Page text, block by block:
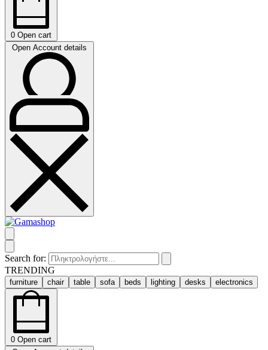
0 Open cart
Open Account details
Search for:
TRENDING
furniture chair table sofa beds lighting desks electronics
0 Open cart